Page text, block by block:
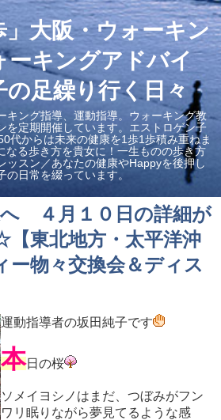
」大阪・ウォーキン
キングアドバイ
の足繰り行く日々
キング指導、運動指導。ウォーキング教
を定期開催しています。エストロゲン子
代からは未来の健康を1歩1歩積み重ねま
なる歩き方を貴女に！一生ものの歩き方
ッスン／あなたの健康やHappyを後押し
日常を綴っています。
４月１０日の詳細が
東北地方・太平洋沖
ー物々交換会＆ディス
運動指導者の坂田純子です
本日の桜
ソメイヨシノはまだ、つぼみがフン
ワリ眠りながら夢見てるような感